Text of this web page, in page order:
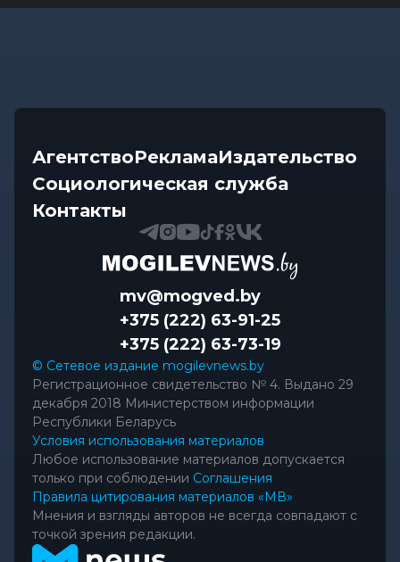
АгентствоРекламаИздательство
Социологическая служба
Контакты
mv@mogved.by
+375 (222) 63-91-25
+375 (222) 63-73-19
© Сетевое издание mogilevnews.by
Регистрационное свидетельство № 4. Выдано 29
декабря 2018 Министерством информации
Республики Беларусь
Условия использования материалов
Любое использование материалов допускается
только при соблюдении Соглашения
Правила цитирования материалов «МВ»
Мнения и взгляды авторов не всегда совпадают с
точкой зрения редакции.